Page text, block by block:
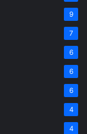
9
7
6
6
6
4
4